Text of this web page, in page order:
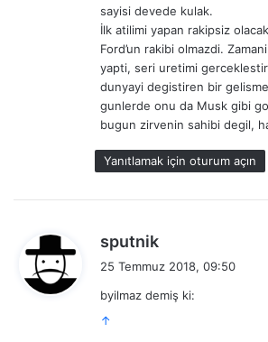
sayisi devede kulak.
İlk atilimi yapan rakipsiz
Ford’un rakibi olmazdi.
yapti, seri uretimi
dunyayi degistiren bir
gunlerde onu da Musk gibi
bugun zirvenin sahibi degil,
Yanıtlamak için oturum açın
sputnik
i
25 Temmuz 2018, 09:50
byilmaz demiş ki:
↑